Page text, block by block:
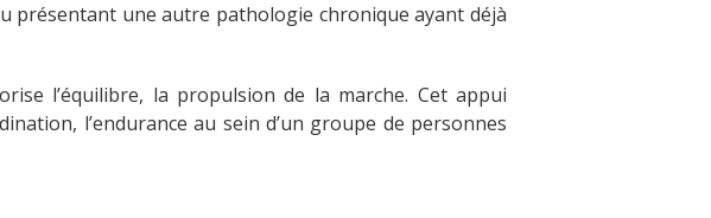
présentant une autre pathologie chronique ayant déjà
l’équilibre, la propulsion de la marche. Cet appui
l’endurance au sein d’un groupe de personnes